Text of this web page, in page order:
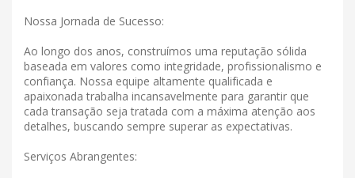
Nossa Jornada de Sucesso:
Ao longo dos anos, construímos uma reputação sólida
baseada em valores como integridade, profissionalismo e
confiança. Nossa equipe altamente qualificada e
apaixonada trabalha incansavelmente para garantir que
cada transação seja tratada com a máxima atenção aos
detalhes, buscando sempre superar as expectativas.
Serviços Abrangentes: